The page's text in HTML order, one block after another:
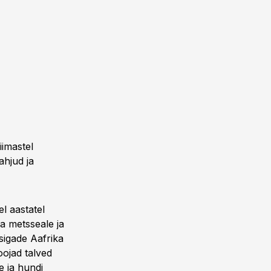
ja
aastatel
metsseale ja
Aafrika
talved
ja hundi